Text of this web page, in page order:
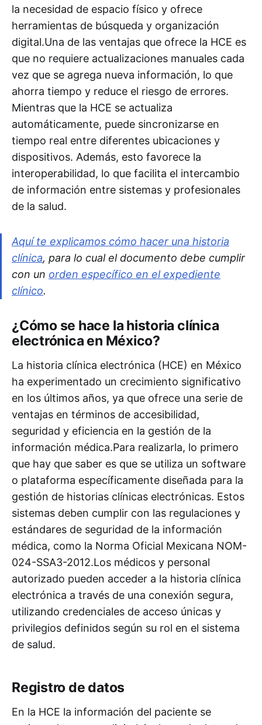
la necesidad de espacio físico y ofrece
herramientas de búsqueda y organización
digital.Una de las ventajas que ofrece la HCE es
que no requiere actualizaciones manuales cada
vez que se agrega nueva información, lo que
ahorra tiempo y reduce el riesgo de errores.
Mientras que la HCE se actualiza
automáticamente, puede sincronizarse en
tiempo real entre diferentes ubicaciones y
dispositivos. Además, esto favorece la
interoperabilidad, lo que facilita el intercambio
de información entre sistemas y profesionales
de la salud.
Aquí te explicamos cómo hacer una historia
clínica, para lo cual el documento debe cumplir
con un orden específico en el expediente
clínico.
¿Cómo se hace la historia clínica
electrónica en México?
La historia clínica electrónica (HCE) en México
ha experimentado un crecimiento significativo
en los últimos años, ya que ofrece una serie de
ventajas en términos de accesibilidad,
seguridad y eficiencia en la gestión de la
información médica.Para realizarla, lo primero
que hay que saber es que se utiliza un software
o plataforma específicamente diseñada para la
gestión de historias clínicas electrónicas. Estos
sistemas deben cumplir con las regulaciones y
estándares de seguridad de la información
médica, como la Norma Oficial Mexicana NOM-
024-SSA3-2012.Los médicos y personal
autorizado pueden acceder a la historia clínica
electrónica a través de una conexión segura,
utilizando credenciales de acceso únicas y
privilegios definidos según su rol en el sistema
de salud.
Registro de datos
En la HCE la información del paciente se